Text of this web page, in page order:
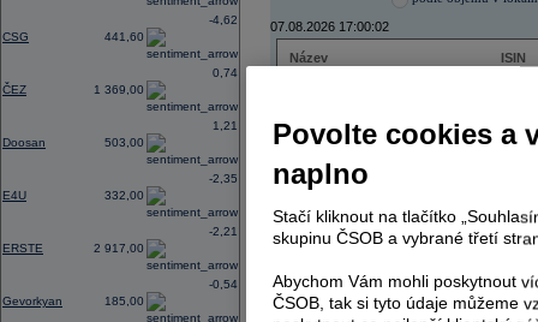
CSG 441,60
-4,62
ČEZ 1 369,00
0,74
Doosan 503,00
1,21
E4U 332,00
-2,35
ERSTE 2 917,00
-2,21
Gevorkyan 185,00
-0,54
07.08.2026 17:00:02
Název
ISIN
ERSTE BANK
TMR
AD index - vývoj
Region
Povolte cookies a
naplno
Stačí kliknout na tlačítko
skupinu ČSOB a vybrané třetí
Abychom Vám mohli poskytnout
ČSOB, tak si tyto údaje můžeme